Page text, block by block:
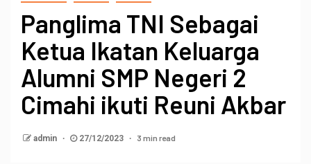
Panglima TNI Sebagai
Ketua Ikatan Keluarga
Alumni SMP Negeri 2
Cimahi ikuti Reuni Akbar
admin 27/12/2023 3 min read